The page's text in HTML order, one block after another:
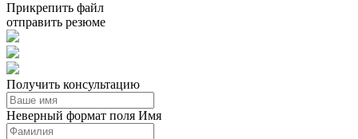
Прикрепить файл
отправить резюме
Получить консультацию
Неверный формат поля Имя